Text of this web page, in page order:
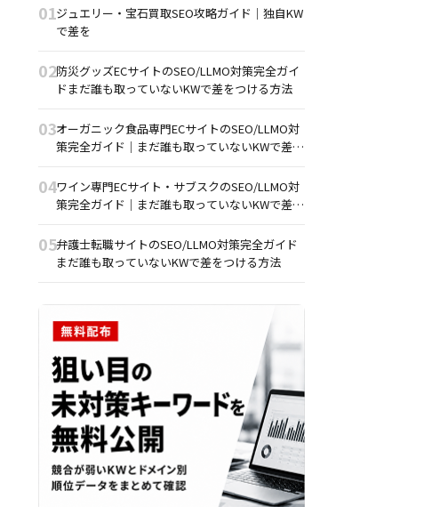
01ジュエリー・宝石買取SEO攻略ガイド｜独自KW
で差を
02防災グッズECサイトのSEO/LLMO対策完全ガイ
ドまだ誰も取っていないKWで差をつける方法
03オーガニック食品専門ECサイトのSEO/LLMO対
策完全ガイド｜まだ誰も取っていないKWで差を
04ワイン専門ECサイト・サブスクのSEO/LLMO対
策完全ガイド｜まだ誰も取っていないKWで差を
05弁護士転職サイトのSEO/LLMO対策完全ガイド
まだ誰も取っていないKWで差をつける方法